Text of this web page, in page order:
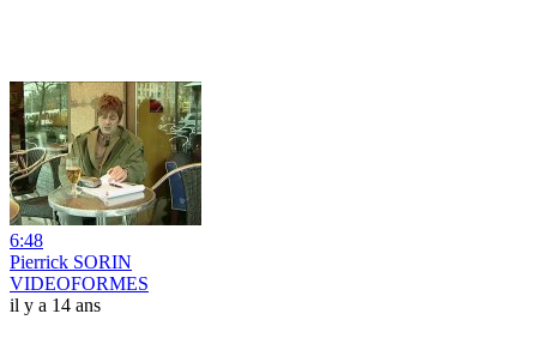
6:48
Pierrick SORIN
VIDEOFORMES
il y a 14 ans